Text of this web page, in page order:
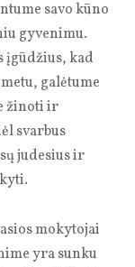
savo kūno
gyvenimu.
įgūdžius, kad
galėtume
žinoti ir
svarbus
judesius ir
mokytojai
yra sunku